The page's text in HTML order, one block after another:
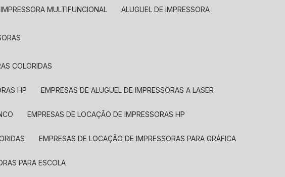
IMPRESSORA MULTIFUNCIONAL ALUGUEL DE IMPRESSORA
COLORIDAS
HP EMPRESAS DE ALUGUEL DE IMPRESSORAS A LASER
EMPRESAS DE LOCAÇÃO DE IMPRESSORAS HP
EMPRESAS DE LOCAÇÃO DE IMPRESSORAS PARA GRÁFICA
PARA ESCOLA